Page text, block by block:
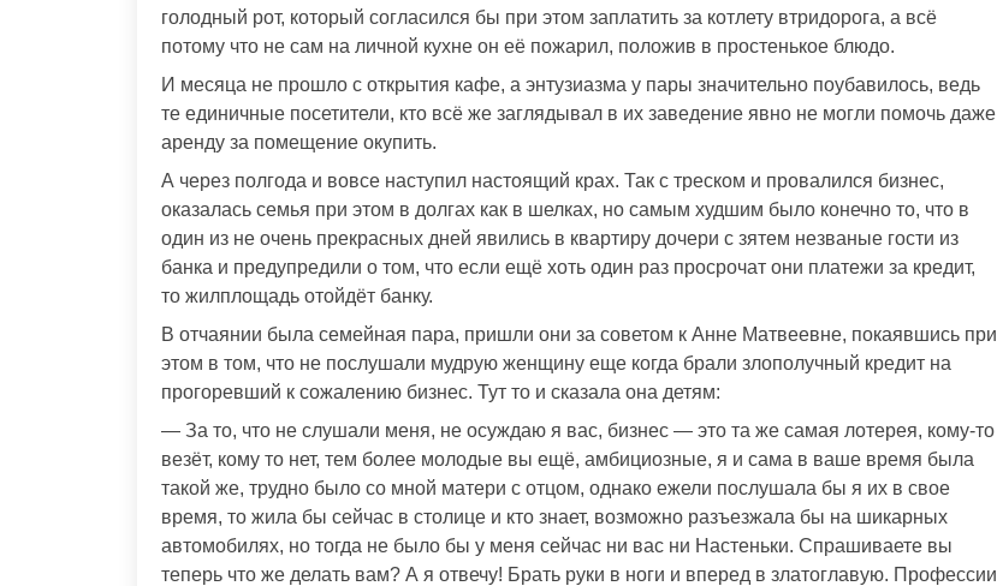
голодный рот, который согласился бы при этом заплатить за котлету втридорога, а всё
потому что не сам на личной кухне он её пожарил, положив в простенькое блюдо.
И месяца не прошло с открытия кафе, а энтузиазма у пары значительно поубавилось, ведь
те единичные посетители, кто всё же заглядывал в их заведение явно не могли помочь даже
аренду за помещение окупить.
А через полгода и вовсе наступил настоящий крах. Так с треском и провалился бизнес,
оказалась семья при этом в долгах как в шелках, но самым худшим было конечно то, что в
один из не очень прекрасных дней явились в квартиру дочери с зятем незваные гости из
банка и предупредили о том, что если ещё хоть один раз просрочат они платежи за кредит,
то жилплощадь отойдёт банку.
В отчаянии была семейная пара, пришли они за советом к Анне Матвеевне, покаявшись при
этом в том, что не послушали мудрую женщину еще когда брали злополучный кредит на
прогоревший к сожалению бизнес. Тут то и сказала она детям:
— За то, что не слушали меня, не осуждаю я вас, бизнес — это та же самая лотерея, кому-то
везёт, кому то нет, тем более молодые вы ещё, амбициозные, я и сама в ваше время была
такой же, трудно было со мной матери с отцом, однако ежели послушала бы я их в свое
время, то жила бы сейчас в столице и кто знает, возможно разъезжала бы на шикарных
автомобилях, но тогда не было бы у меня сейчас ни вас ни Настеньки. Спрашиваете вы
теперь что же делать вам? А я отвечу! Брать руки в ноги и вперед в златоглавую. Профессии